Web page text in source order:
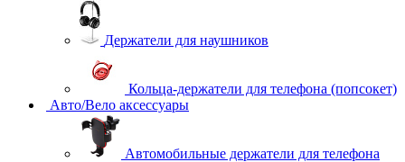
Держатели для наушников
Кольца-держатели для телефона (попсокет)
Авто/Вело аксессуары
Автомобильные держатели для телефона